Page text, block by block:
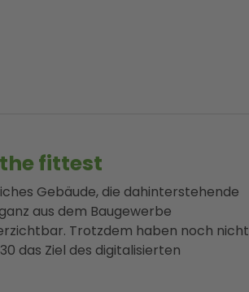
fittest
Gebäude, die dahinterstehende
aus dem Baugewerbe
Trotzdem haben noch nicht
das Ziel des digitalisierten